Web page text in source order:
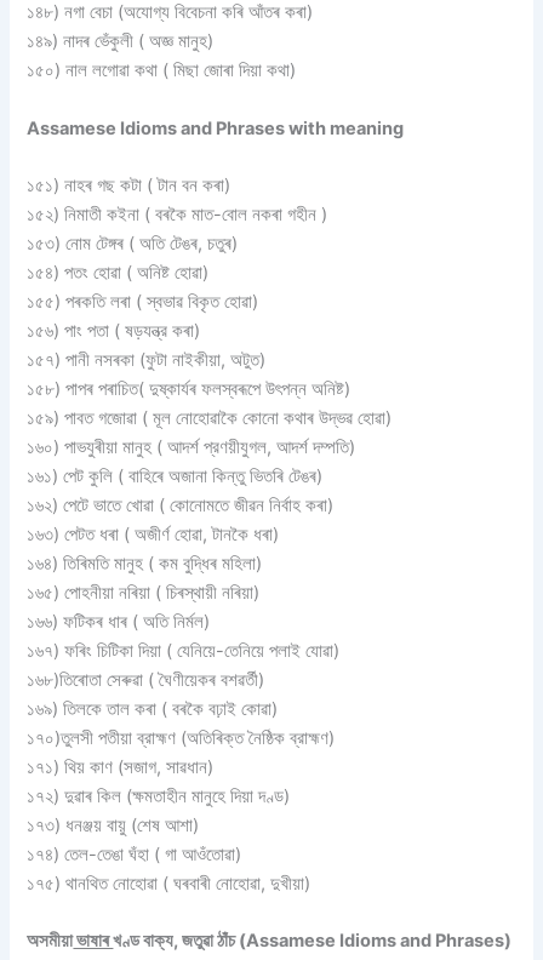
১৪৮) নগা বেচা (অযােগ্য বিবেচনা কৰি আঁতৰ কৰা)
১৪৯) নাদৰ ভেঁকুলী ( অজ্ঞ মানুহ)
১৫০) নাল লগােৱা কথা ( মিছা জোৰা দিয়া কথা)
Assamese Idioms and Phrases with meaning
১৫১) নাহৰ গছ কটা ( টান বন কৰা)
১৫২) নিমাতী কইনা ( বৰকৈ মাত-বােল নকৰা গহীন )
১৫৩) নােম টেঙ্গৰ ( অতি টেঙৰ, চতুৰ)
১৫৪) পতং হােৱা ( অনিষ্ট হােৱা)
১৫৫) পৰকতি লৰা ( স্বভাৱ বিকৃত হােৱা)
১৫৬) পাং পতা ( ষড়যন্ত্র কৰা)
১৫৭) পানী নসৰকা (ফুটা নাইকীয়া, অটুত)
১৫৮) পাপৰ পৰাচিত( দুষ্কাৰ্যৰ ফলস্বৰূপে উৎপন্ন অনিষ্ট)
১৫৯) পাবত গজোৱা ( মূল নােহােৱাকৈ কোনাে কথাৰ উদ্ভৱ হােৱা)
১৬০) পাভযুৰীয়া মানুহ ( আদর্শ প্রণয়ীযুগল, আদৰ্শ দম্পতি)
১৬১) পেট কুলি ( বাহিৰে অজানা কিন্তু ভিতৰি টেঙৰ)
১৬২) পেটে ভাতে খােৱা ( কোনােমতে জীৱন নির্বাহ কৰা)
১৬৩) পেটত ধৰা ( অজীর্ণ হােৱা, টানকৈ ধৰা)
১৬৪) তিৰিমতি মানুহ ( কম বুদ্ধিৰ মহিলা)
১৬৫) পােহনীয়া নৰিয়া ( চিৰস্থায়ী নৰিয়া)
১৬৬) ফটিকৰ ধাৰ ( অতি নির্মল)
১৬৭) ফৰিং চিটিকা দিয়া ( যেনিয়ে-তেনিয়ে পলাই যােৱা)
১৬৮)তিৰােতা সেৰুৱা ( ঘৈণীয়েকৰ বশৱৰ্তী)
১৬৯) তিলকে তাল কৰা ( বৰকৈ বঢ়াই কোৱা)
১৭০)তুলসী পতীয়া ব্রাহ্মণ (অতিৰিক্ত নৈষ্ঠিক ব্রাহ্মণ)
১৭১) থিয় কাণ (সজাগ, সাৱধান)
১৭২) দুৱাৰ কিল (ক্ষমতাহীন মানুহে দিয়া দণ্ড)
১৭৩) ধনঞ্জয় বায়ু (শেষ আশা)
১৭৪) তেল-তেঙা ঘঁহা ( গা আওঁতােৱা)
১৭৫) থানথিত নােহােৱা ( ঘৰবাৰী নােহােৱা, দুখীয়া)
অসমীয়াভাষাৰখণ্ড বাক্য, জতুৱা ঠাঁচ (Assamese Idioms and Phrases)